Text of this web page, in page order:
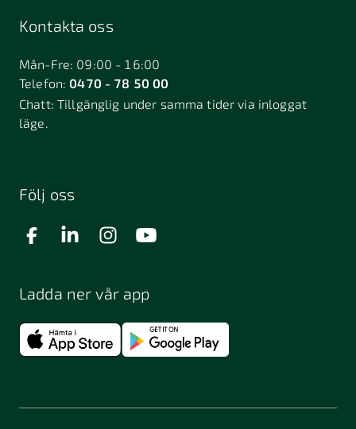
Kontakta oss
Mån-Fre: 09:00 - 16:00
Telefon:0470 - 78 50 00
Chatt:Tillgänglig under samma tider via inloggat
läge.
Följ oss
Ladda ner vår app